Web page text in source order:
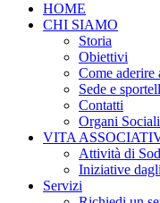
HOME
CHI SIAMO
Storia
Obiettivi
Come aderire
Sede e
Contatti
Organi Sociali
VITA
Attività di
Iniziative
Servizi